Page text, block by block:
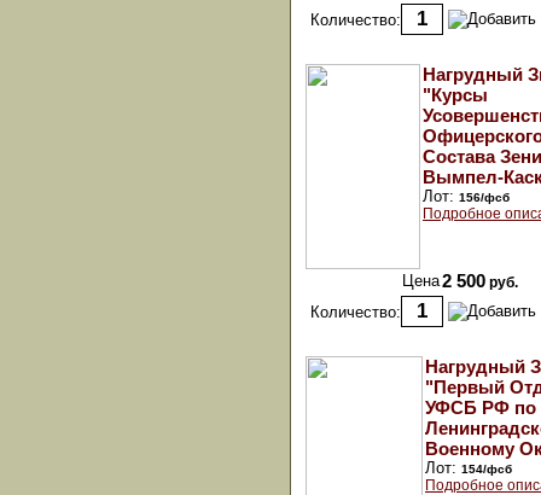
Количество:
Нагрудный
"Курсы
Состава
Вымпел-
Лот: 156/фсб
Подробное
Цена2 500 руб.
Количество:
Нагрудный
"Первый
УФСБ РФ по
Военному
Лот: 154/фсб
Подробное